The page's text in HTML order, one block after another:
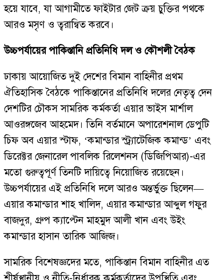
হয়ে যাবে, যা আগামীতে ফাইটার জেট ক্রয় চুক্তির পথকে
আরও মসৃণ ও ত্বরান্বিত করবে।
উচ্চপর্যায়ের পাকিস্তানি প্রতিনিধি দল ও কৌশলী বৈঠক
ঢাকায় আয়োজিত দুই দেশের বিমান বাহিনীর প্রথম
ঐতিহাসিক বৈঠকে পাকিস্তানের প্রতিনিধি দলের নেতৃত্ব দেন
দেশটির চৌকস সামরিক কর্মকর্তা এয়ার ভাইস মার্শাল
আওরঙ্গজেব আহমেদ। তিনি বর্তমানে অপারেশনাল ডেপুটি
চিফ অব এয়ার স্টাফ, ‘কমান্ডার স্ট্র্যাটেজিক কমান্ড’ এবং
ডিরেক্টর জেনারেল পাবলিক রিলেশনস (ডিজিপিআর)-এর
মতো গুরুত্বপূর্ণ তিনটি দায়িত্বে নিয়োজিত রয়েছেন।
উচ্চপর্যায়ের এই প্রতিনিধি দলে আরও অন্তর্ভুক্ত ছিলেন—
এয়ার কমান্ডার শাহ খালিদ, এয়ার কমান্ডার আব্দুল গফুর
বাজদুর, গ্রুপ ক্যাপ্টেন মাহমুদ আলী খান এবং উইং
কমান্ডার হাসান তারিক আজিজ।
সামরিক বিশেষজ্ঞদের মতে, পাকিস্তান বিমান বাহিনীর এত